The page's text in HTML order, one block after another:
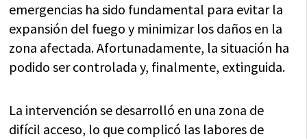
emergencias ha sido fundamental para evitar la
expansión del fuego y minimizar los daños en la
zona afectada. Afortunadamente, la situación ha
podido ser controlada y, finalmente, extinguida.
La intervención se desarrolló en una zona de
difícil acceso, lo que complicó las labores de